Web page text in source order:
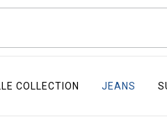
COLLECTION JEANS